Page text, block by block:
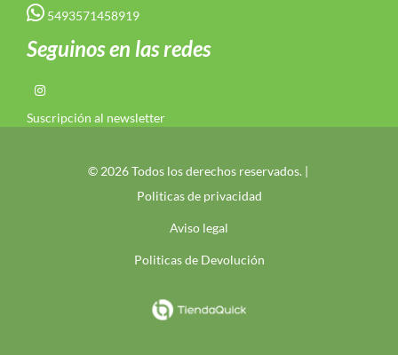
5493571458919
Seguinos en las redes
Suscripción al newsletter
© 2026 Todos los derechos reservados. |
Politicas de privacidad
Aviso legal
Politicas de Devolución